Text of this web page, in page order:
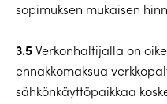
sopimuksen mukaisen
3.5Verkonhaltijalla on
ennakkomaksua
sähkönkäyttöpaikkaa